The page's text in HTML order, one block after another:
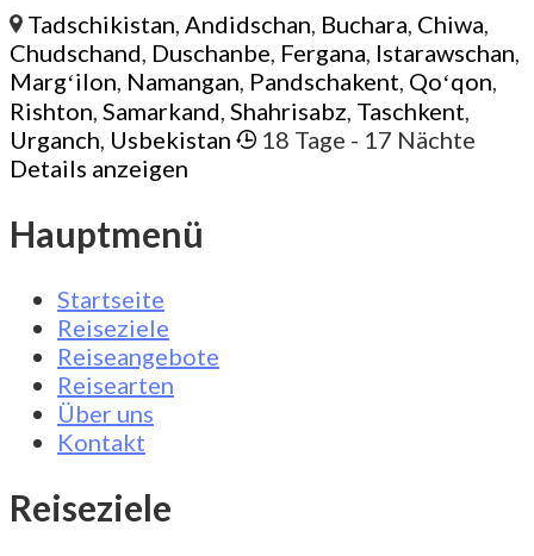
Tadschikistan,Andidschan, Buchara, Chiwa,
Chudschand, Duschanbe, Fergana, Istarawschan,
Margʻilon, Namangan, Pandschakent, Qoʻqon,
Rishton, Samarkand, Shahrisabz, Taschkent,
Urganch, Usbekistan 18 Tage - 17 Nächte
Details anzeigen
Hauptmenü
Startseite
Reiseziele
Reiseangebote
Reisearten
Über uns
Kontakt
Reiseziele